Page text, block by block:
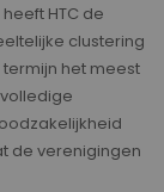
HTC de
clustering
het meest
de verenigingen